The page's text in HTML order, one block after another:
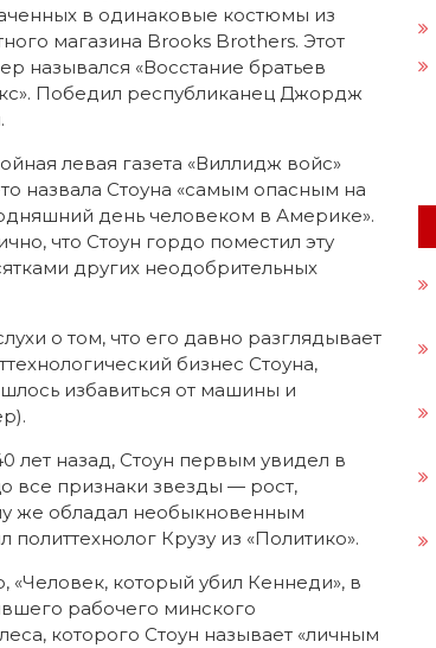
в одинаковые костюмы из
магазина Brooks Brothers. Этот
назывался «Восстание братьев
Победил республиканец Джордж
левая газета «Виллидж войс»
назвала Стоуна «самым опасным на
день человеком в Америке».
что Стоун гордо поместил эту
других неодобрительных
о том, что его давно разглядывает
бизнес Стоуна,
избавиться от машины и
лет назад, Стоун первым увидел в
все признаки звезды — рост,
же обладал необыкновенным
Крузу из «Политико».
«Человек, который убил Кеннеди», в
рабочего минского
которого Стоун называет «личным